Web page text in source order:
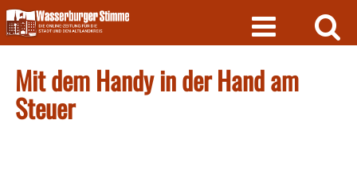
Skip
to
content
Mit dem Handy in der Hand am
Steuer